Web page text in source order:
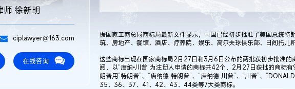
师 徐新明
ciplawyer@163.com
在线咨询
据国家工商总局商标局最新文件显示，中国已经初步批准了美国总统
筑、房地产、餐馆、酒店、疗养院、娱乐、高尔夫球俱乐部、日间托儿
这些商标出现在国家商标局2月27日和3月6日公布的两批获初步批准
阅，以“唐纳•川普”为注册人申请的商标共42个，2月27日获批的商标
朗普用“特朗普”、“唐纳德·特朗普”、“唐纳德·川普”、“川普”、
35、36、37、41、42、43、44类等7大类商标。